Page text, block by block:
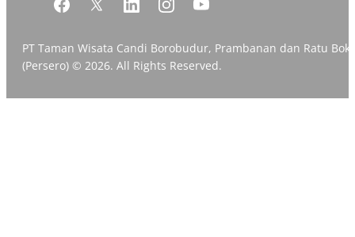
PT Taman Wisata Candi Borobudur, Prambanan dan Ratu
(Persero) © 2026. All Rights Reserved.